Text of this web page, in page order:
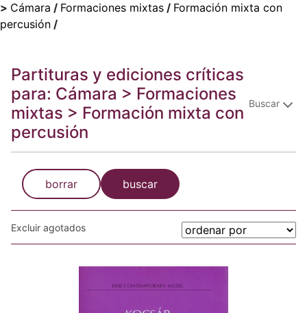
> Cámara / Formaciones mixtas / Formación mixta con
percusión /
Partituras y ediciones críticas
para: Cámara > Formaciones
mixtas > Formación mixta con
percusión
Buscar
borrar buscar
Excluir agotados